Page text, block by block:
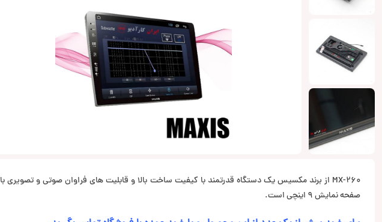
MX-260 از برند مکسیس یک دستگاه قدرتمند با کیفیت ساخت بالا و قابلیت های فراوان صوتی و تصویری با
صفحه نمایش 9 اینچی است.